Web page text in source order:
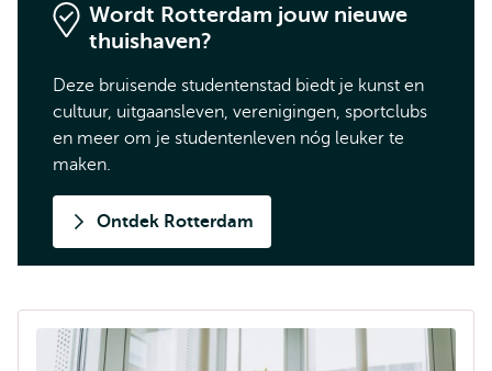
Wordt Rotterdam jouw nieuwe
thuishaven?
Deze bruisende studentenstad biedt je kunst en
cultuur, uitgaansleven, verenigingen, sportclubs
en meer om je studentenleven nóg leuker te
maken.
Ontdek Rotterdam